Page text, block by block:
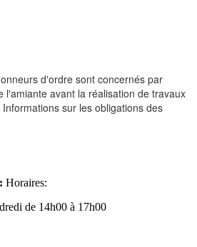
d'ordre sont concernés par
l'amiante avant la réalisation de travaux
sur les obligations des
Horaires:
de 14h00 à 17h00